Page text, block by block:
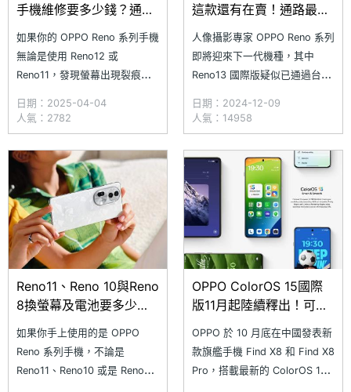
手機維修要多少錢？通路
看(2025.4)
如果你的 OPPO Reno 系列手機
無論是使用 Reno12 或
Reno11，發現螢幕出現裂痕、
力明顯下降，讓你出門總要帶著
行動電源才安心，現在正是維修
或更換零件的最佳時機！想知道
在 SOGI 合作維修店家更換
OPPO Reno 系列手機的電池與
日期：2025-04-04
人氣：2782
這款還有在賣！通路最低
人像攝影專家 OPPO Reno 系列
即將迎來下一代機種，其中
Reno13 國際版疑似已通過台灣
登場前，不少消費者開始回頭考
慮前幾代機型，像是 Reno11 系
列也是關注目標之一，即便推出
將近 1 年，依舊極具競爭力。
不過，目前 OPPO Reno11 系列
中
日期：2024-12-09
人氣：14958
Reno11、Reno 10與Reno
8換螢幕及電池要多少
錢？OPPO手機通路維修
報價整理(2024.12)
如果你手上使用的是 OPPO
Reno 系列手機，不論是
Reno11、Reno10 或是 Reno8
OPPO ColorOS 15國際
版11月起陸續釋出！可更
新機型一次看
OPPO 於 10 月底在中國發表新
款旗艦手機 Find X8 和 Find X8
Pro，搭載最新的 ColorOS 15